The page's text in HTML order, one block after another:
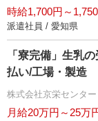
時給1,700円～
派遣社員 / 愛知県
「寮完備」生乳
払い/工場・製造
株式会社京栄センター
月給20万円～25万